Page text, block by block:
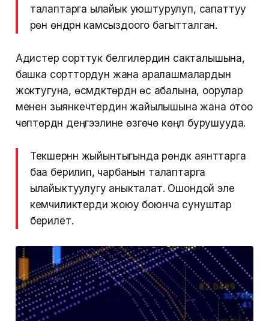
талаптарга ылайык уюштурулуп, сапаттуу
үрөн өндүрүүнү камсыздоого багытталган.
Адистер сорттук белгилердин сакталышына,
башка сорттордун жана аралашмалардын
жоктугуна, өсүмдүктөрдүн өсүү абалына, оорулар
менен зыянкечтердин жайылышына жана отоо
чөптөрдүн деңгээлине өзгөчө көңүл бурушууда.
Текшерүүнүн жыйынтыгында үрөндүк аянттарга
баа берилип, чарбанын талаптарга
ылайыктуулугу аныкталат. Ошондой эле
кемчиликтерди жоюу боюнча сунуштар
берилет.